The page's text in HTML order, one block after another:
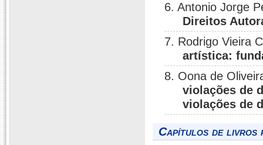
6. Antonio Jorge
Direitos
7. Rodrigo Vieira
artística:
8. Oona de
violações de
violações de
Capítulos de livros